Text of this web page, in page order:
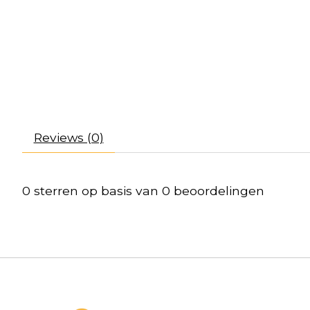
Reviews (0)
0 sterren op basis van 0 beoordelingen